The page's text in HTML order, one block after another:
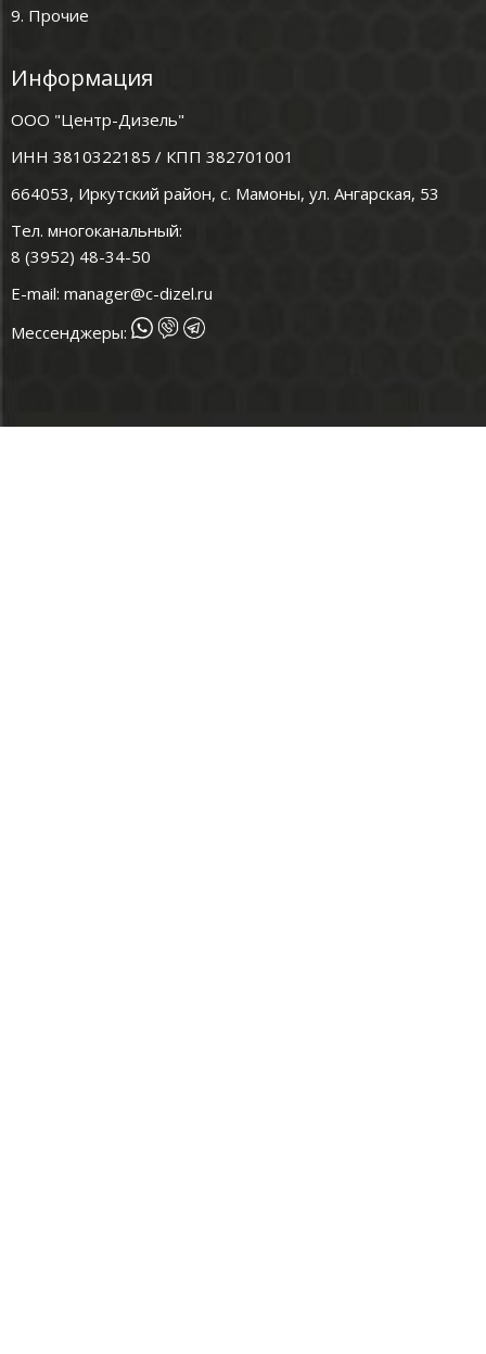
9. Прочие
Информация
ООО "Центр-Дизель"
ИНН 3810322185 / КПП 382701001
664053, Иркутский район, с. Мамоны, ул. Ангарская, 53
Тел. многоканальный:
8 (3952) 48-34-50
E-mail: manager@c-dizel.ru
Мессенджеры: